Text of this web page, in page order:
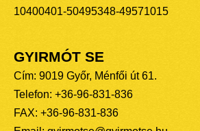
10400401-50495348-49571015
GYIRMÓT SE
Cím: 9019 Győr, Ménfői út 61.
Telefon: +36-96-831-836
FAX: +36-96-831-836